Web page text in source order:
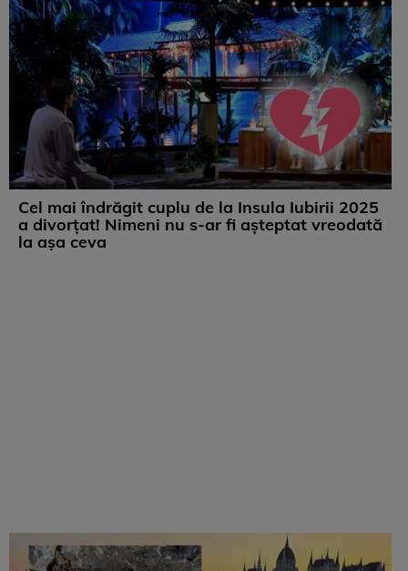
Cel mai îndrăgit cuplu de la Insula Iubirii 2025
a divorțat! Nimeni nu s-ar fi așteptat vreodată
la așa ceva